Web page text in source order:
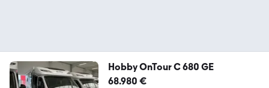
Hobby OnTour C 680 GE
68.980 €